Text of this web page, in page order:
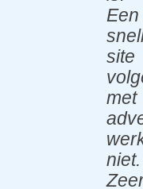
Een
site
met
niet.